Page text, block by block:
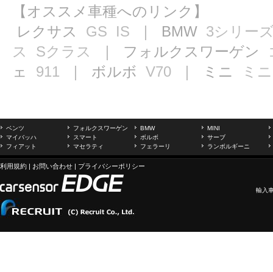
【オススメ車種へのリンク】
レクサス GS IS ｜ BMW 3シリー
ス
Sクラス ｜ フォルクスワーゲン
ェ 911 ｜ ボルボ V70 ｜ ミニ ミニ
ベンツ フォルクスワーゲン BMW
MINI
マイバッハ
スマート ボルボ
サーブ
フィアット
マセラティ フェラーリ ランボルギーニ
利用規約 | お問い合わせ | プライバシーポリシー
輸入